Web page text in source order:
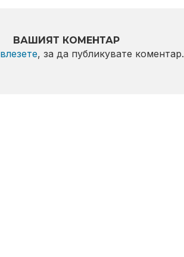
ВАШИЯТ КОМЕНТАР
влезете, за да публикувате коментар.